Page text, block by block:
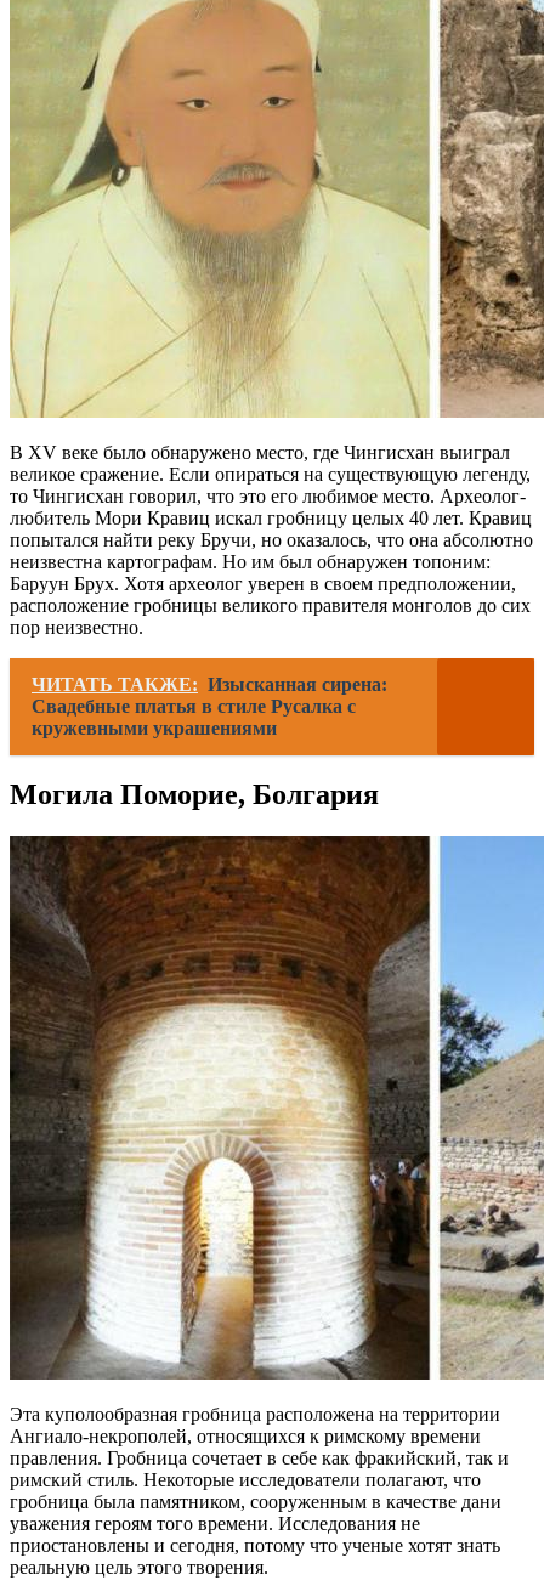
В XV веке было обнаружено место, где Чингисхан выиграл
великое сражение. Если опираться на существующую легенду,
то Чингисхан говорил, что это его любимое место. Археолог-
любитель Мори Кравиц искал гробницу целых 40 лет. Кравиц
попытался найти реку Бручи, но оказалось, что она абсолютно
неизвестна картографам. Но им был обнаружен топоним:
Баруун Брух. Хотя археолог уверен в своем предположении,
расположение гробницы великого правителя монголов до сих
пор неизвестно.
ЧИТАТЬ ТАКЖЕ: Изысканная сирена:
Свадебные платья в стиле Русалка с
кружевными украшениями
Могила Поморие, Болгария
Эта куполообразная гробница расположена на территории
Ангиало-некрополей, относящихся к римскому времени
правления. Гробница сочетает в себе как фракийский, так и
римский стиль. Некоторые исследователи полагают, что
гробница была памятником, сооруженным в качестве дани
уважения героям того времени. Исследования не
приостановлены и сегодня, потому что ученые хотят знать
реальную цель этого творения.